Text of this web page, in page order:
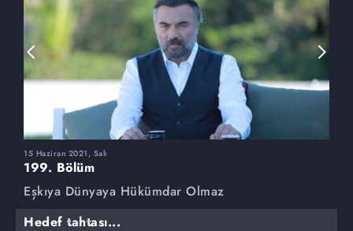
15 Haziran 2021, Salı
199. Bölüm
Eşkıya Dünyaya Hükümdar Olmaz
Hedef tahtası...